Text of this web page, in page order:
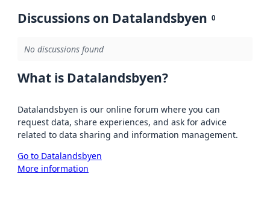
Discussions on Datalandsbyen 0
No discussions found
What is Datalandsbyen?
Datalandsbyen is our online forum where you can
request data, share experiences, and ask for advice
related to data sharing and information management.
Go to Datalandsbyen
More information